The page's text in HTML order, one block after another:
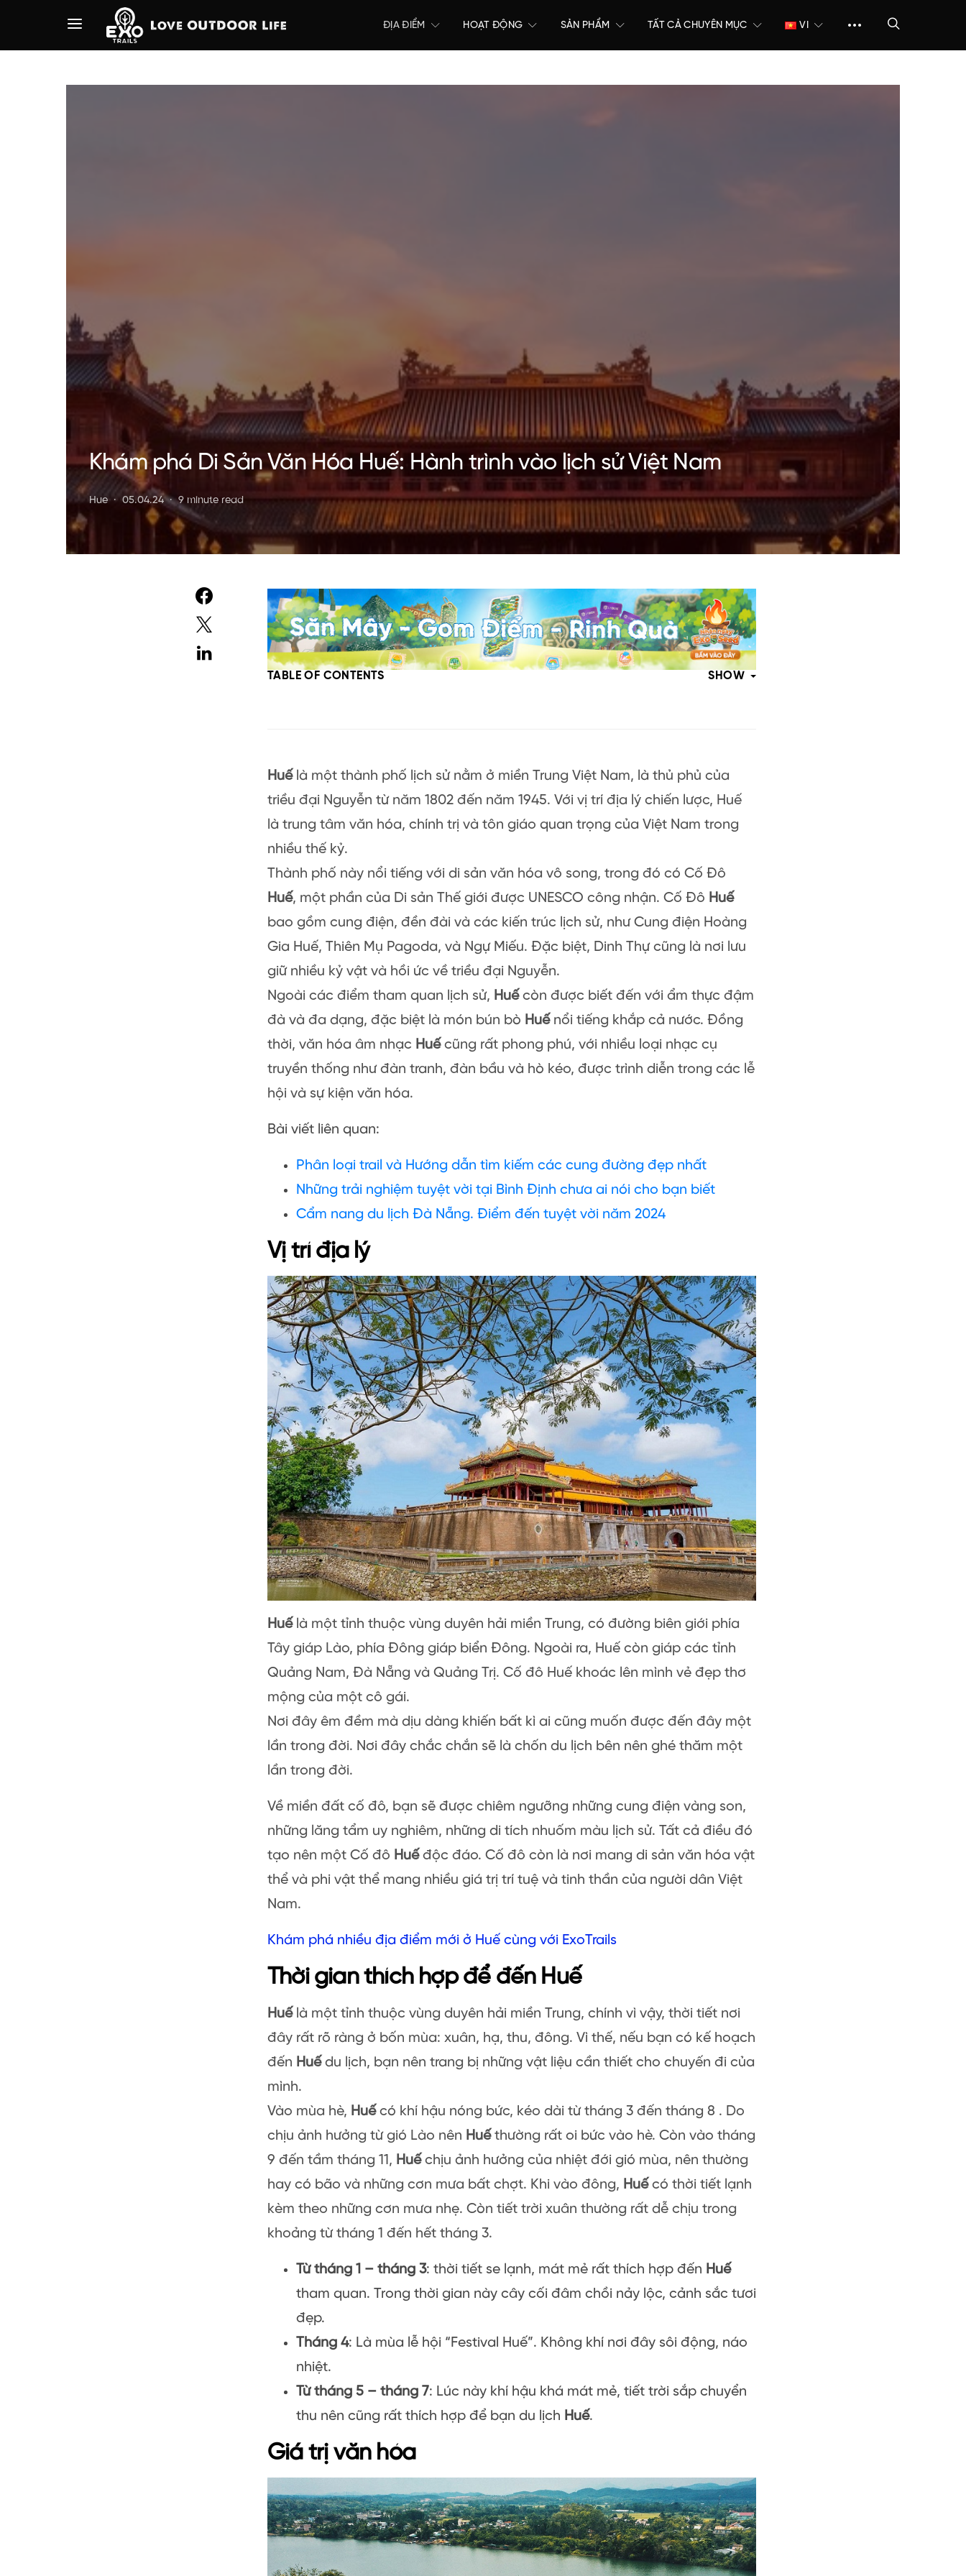
ĐỊA ĐIỂM HOẠT ĐỘNG SẢN PHẨM TẤT CẢ CHUYÊN MỤC VI
Khám phá Di Sản Văn Hóa Huế: Hành trình vào lịch sử Việt Nam
Hue 05.04.24 9 minute read
TABLE OF CONTENTS SHOW
Huếlà một thành phố lịch sử nằm ở miền Trung Việt Nam, là thủ phủ của
triều đại Nguyễn từ năm 1802 đến năm 1945. Với vị trí địa lý chiến lược, Huế
là trung tâm văn hóa, chính trị và tôn giáo quan trọng của Việt Nam trong
nhiều thế kỷ.
Thành phố này nổi tiếng với di sản văn hóa vô song, trong đó có Cố Đô
Huế, một phần của Di sản Thế giới được UNESCO công nhận. Cố Đô Huế
bao gồm cung điện, đền đài và các kiến trúc lịch sử, như Cung điện Hoàng
Gia Huế, Thiên Mụ Pagoda, và Ngự Miếu. Đặc biệt, Dinh Thự cũng là nơi lưu
giữ nhiều kỷ vật và hồi ức về triều đại Nguyễn.
Ngoài các điểm tham quan lịch sử, Huếcòn được biết đến với ẩm thực đậm
đà và đa dạng, đặc biệt là món bún bò Huếnổi tiếng khắp cả nước. Đồng
thời, văn hóa âm nhạc Huếcũng rất phong phú, với nhiều loại nhạc cụ
truyền thống như đàn tranh, đàn bầu và hò kéo, được trình diễn trong các lễ
hội và sự kiện văn hóa.
Bài viết liên quan:
Phân loại trail và Hướng dẫn tìm kiếm các cung đường đẹp nhất
Những trải nghiệm tuyệt vời tại Bình Định chưa ai nói cho bạn biết
Cẩm nang du lịch Đà Nẵng. Điểm đến tuyệt vời năm 2024
Vị trí địa lý
Huếlà một tỉnh thuộc vùng duyên hải miền Trung, có đường biên giới phía
Tây giáp Lào, phía Đông giáp biển Đông. Ngoài ra, Huế còn giáp các tỉnh
Quảng Nam, Đà Nẵng và Quảng Trị. Cố đô Huế khoác lên mình vẻ đẹp thơ
mộng của một cô gái.
Nơi đây êm đềm mà dịu dàng khiến bất kì ai cũng muốn được đến đây một
lần trong đời. Nơi đây chắc chắn sẽ là chốn du lịch bên nên ghé thăm một
lần trong đời.
Về miền đất cố đô, bạn sẽ được chiêm ngưỡng những cung điện vàng son,
những lăng tẩm uy nghiêm, những di tích nhuốm màu lịch sử. Tất cả điều đó
tạo nên một Cố đô Huếđộc đáo. Cố đô còn là nơi mang di sản văn hóa vật
thể và phi vật thể mang nhiều giá trị trí tuệ và tinh thần của người dân Việt
Nam.
Khám phá nhiều địa điểm mới ở Huế cùng với ExoTrails
Thời gian thích hợp để đến Huế
Huếlà một tỉnh thuộc vùng duyên hải miền Trung, chính vì vậy, thời tiết nơi
đây rất rõ ràng ở bốn mùa: xuân, hạ, thu, đông. Vì thế, nếu bạn có kế hoạch
đến Huếdu lịch, bạn nên trang bị những vật liệu cần thiết cho chuyến đi của
mình.
Vào mùa hè, Huếcó khí hậu nóng bức, kéo dài từ tháng 3 đến tháng 8 . Do
chịu ảnh hưởng từ gió Lào nên Huếthường rất oi bức vào hè. Còn vào tháng
9 đến tầm tháng 11, Huếchịu ảnh hưởng của nhiệt đới gió mùa, nên thường
hay có bão và những cơn mưa bất chợt. Khi vào đông, Huếcó thời tiết lạnh
kèm theo những cơn mưa nhẹ. Còn tiết trời xuân thường rất dễ chịu trong
khoảng từ tháng 1 đến hết tháng 3.
Từ tháng 1 – tháng 3: thời tiết se lạnh, mát mẻ rất thích hợp đến Huế
tham quan. Trong thời gian này cây cối đâm chồi nảy lộc, cảnh sắc tươi
đẹp.
Tháng 4: Là mùa lễ hội “Festival Huế”. Không khí nơi đây sôi động, náo
nhiệt.
Từ tháng 5 – tháng 7: Lúc này khí hậu khá mát mẻ, tiết trời sắp chuyển
thu nên cũng rất thích hợp để bạn du lịch Huế.
Giá trị văn hóa